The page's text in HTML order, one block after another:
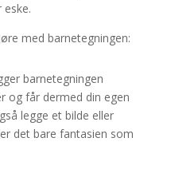
med barnetegningen:
barnetegningen
og får dermed din egen
legge et bilde eller
det bare fantasien som